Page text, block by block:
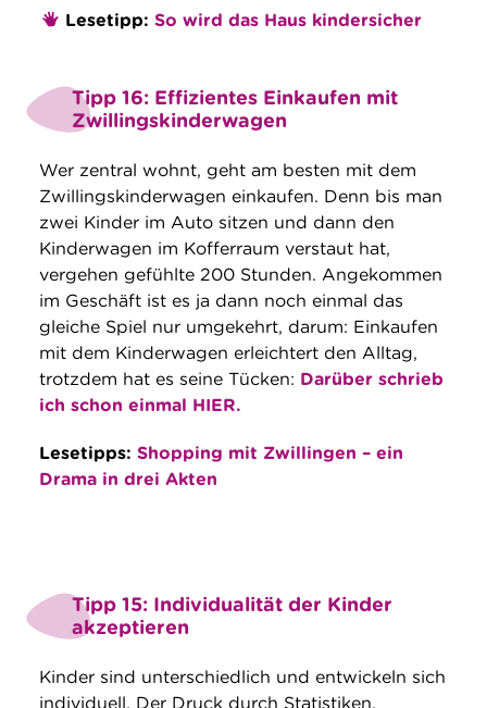
Lesetipp: So wird das Haus kindersicher
Tipp 16: Effizientes Einkaufen mit
Zwillingskinderwagen
Wer zentral wohnt, geht am besten mit dem
Zwillingskinderwagen einkaufen. Denn bis man
zwei Kinder im Auto sitzen und dann den
Kinderwagen im Kofferraum verstaut hat,
vergehen gefühlte 200 Stunden. Angekommen
im Geschäft ist es ja dann noch einmal das
gleiche Spiel nur umgekehrt, darum: Einkaufen
mit dem Kinderwagen erleichtert den Alltag,
trotzdem hat es seine Tücken: Darüber schrieb
ich schon einmal HIER.
Lesetipps: Shopping mit Zwillingen – ein
Drama in drei Akten
Tipp 15: Individualität der Kinder
akzeptieren
Kinder sind unterschiedlich und entwickeln sich
individuell. Der Druck durch Statistiken,